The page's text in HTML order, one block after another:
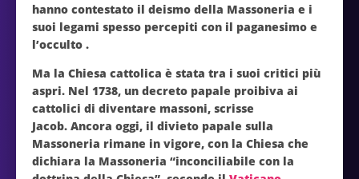
hanno contestato il deismo della Massoneria e i
suoi legami spesso percepiti con il paganesimo e
l’occulto .
Ma la Chiesa cattolica è stata tra i suoi critici più
aspri. Nel 1738, un decreto papale proibiva ai
cattolici di diventare massoni, scrisse
Jacob. Ancora oggi, il divieto papale sulla
Massoneria rimane in vigore, con la Chiesa che
dichiara la Massoneria “inconciliabile con la